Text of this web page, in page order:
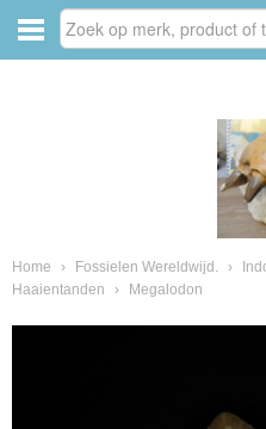
Home › Fossielen Wereldwijd. ›
Haaientanden
› Megalodon
van fossielen en mineralen